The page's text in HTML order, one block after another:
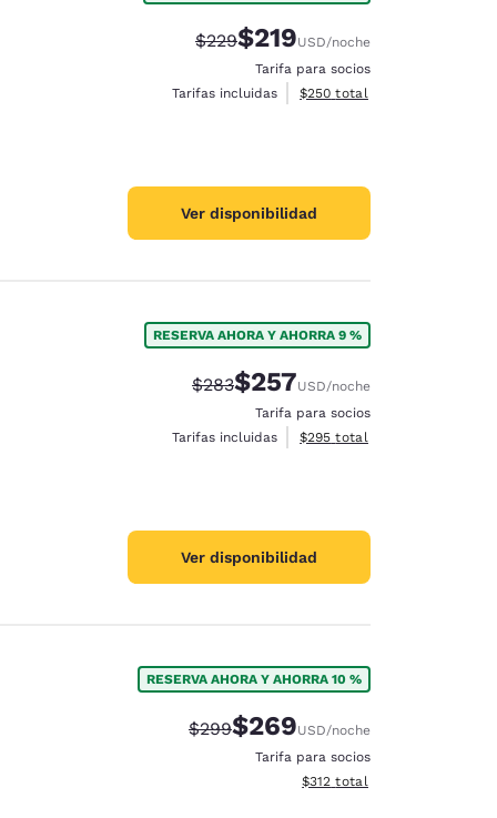
Precio tachado:
$229Precio con descuento:
$219USD/noche
Tarifa para socios
Tarifas incluidas
Ver detalles del total
$250 total
Ver disponibilidad
RESERVA AHORA Y AHORRA 9 %
Precio tachado:
$283Precio con descuento:
$257USD/noche
Tarifa para socios
Tarifas incluidas
Ver detalles del total
$295 total
Ver disponibilidad
RESERVA AHORA Y AHORRA 10 %
Precio tachado:
$299Precio con descuento:
$269USD/noche
Tarifa para socios
Ver detalles del total
$312 total